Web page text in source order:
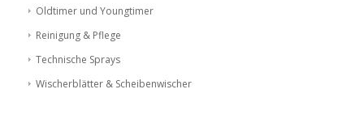
Oldtimer und Youngtimer
Reinigung & Pflege
Technische Sprays
Wischerblätter & Scheibenwischer